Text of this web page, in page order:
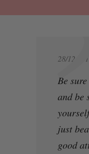
28/12/
Be
and be
just
good